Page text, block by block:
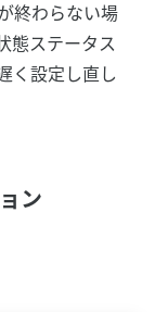
終わらない場
態ステータス
く設定し直し
ン